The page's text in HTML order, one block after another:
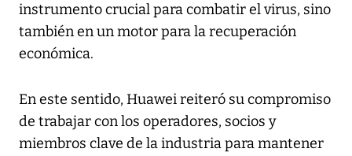
instrumento crucial para combatir el virus, sino
también en un motor para la recuperación
económica.
En este sentido, Huawei reiteró su compromiso
de trabajar con los operadores, socios y
miembros clave de la industria para mantener